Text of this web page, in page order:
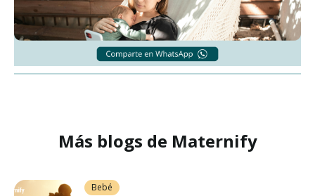
Más blogs de Maternify
Bebé